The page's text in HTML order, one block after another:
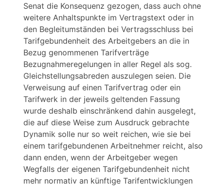
Senat die Konsequenz gezogen, dass auch ohne
weitere Anhaltspunkte im Vertragstext oder in
den Begleitumständen bei Vertragsschluss bei
Tarifgebundenheit des Arbeitgebers an die in
Bezug genommenen Tarifverträge
Bezugnahmeregelungen in aller Regel als sog.
Gleichstellungsabreden auszulegen seien. Die
Verweisung auf einen Tarifvertrag oder ein
Tarifwerk in der jeweils geltenden Fassung
wurde deshalb einschränkend dahin ausgelegt,
die auf diese Weise zum Ausdruck gebrachte
Dynamik solle nur so weit reichen, wie sie bei
einem tarifgebundenen Arbeitnehmer reicht, also
dann enden, wenn der Arbeitgeber wegen
Wegfalls der eigenen Tarifgebundenheit nicht
mehr normativ an künftige Tarifentwicklungen